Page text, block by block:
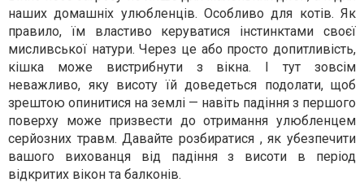
наших домашніх улюбленців. Особливо для котів. Як
правило, їм властиво керуватися інстинктами своєї
мисливської натури. Через це або просто допитливість,
кішка може вистрибнути з вікна. І тут зовсім
неважливо, яку висоту їй доведеться подолати, щоб
зрештою опинитися на землі — навіть падіння з першого
поверху може призвести до отримання улюбленцем
серйозних травм. Давайте розбиратися , як убезпечити
вашого вихованця від падіння з висоти в період
відкритих вікон та балконів.